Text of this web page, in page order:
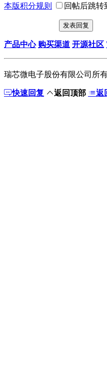
本版积分规则 回帖后跳转
发表回复
产品中心 购买渠道 开源社区
瑞芯微电子股份有限公司
快速回复 返回顶部 返